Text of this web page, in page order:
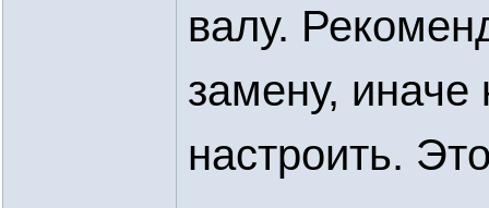
валу.
замену,
настроить.